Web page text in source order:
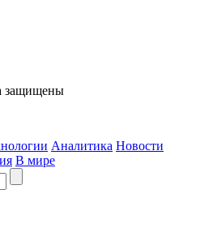
защищены
Аналитика Новости
В мире